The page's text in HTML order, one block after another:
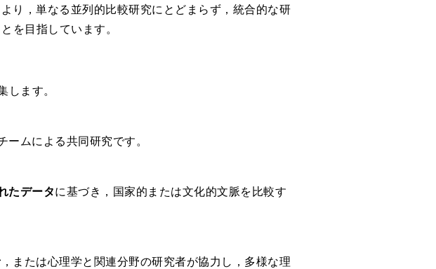
り，単なる並列的比較研究にとどまらず，統合的な研
を目指しています。
します。
ームによる共同研究です。
たデータに基づき，国家的または文化的文脈を比較す
，または心理学と関連分野の研究者が協力し，多様な理